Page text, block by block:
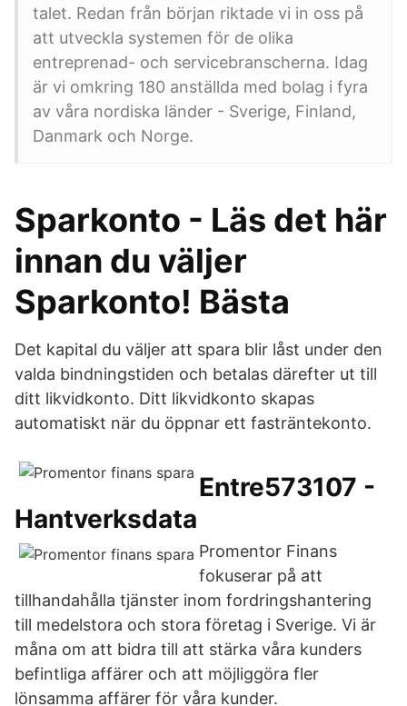
talet. Redan från början riktade vi in oss på
att utveckla systemen för de olika
entreprenad- och servicebranscherna. Idag
är vi omkring 180 anställda med bolag i fyra
av våra nordiska länder - Sverige, Finland,
Danmark och Norge.
Sparkonto - Läs det här
innan du väljer
Sparkonto! Bästa
Det kapital du väljer att spara blir låst under den
valda bindningstiden och betalas därefter ut till
ditt likvidkonto. Ditt likvidkonto skapas
automatiskt när du öppnar ett fasträntekonto.
Entre573107 -
Hantverksdata
Promentor Finans
fokuserar på att
tillhandahålla tjänster inom fordringshantering
till medelstora och stora företag i Sverige. Vi är
måna om att bidra till att stärka våra kunders
befintliga affärer och att möjliggöra fler
lönsamma affärer för våra kunder.